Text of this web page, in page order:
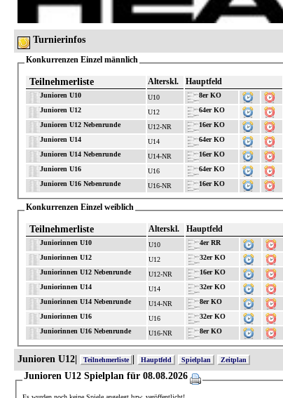
Turnierinfos
Konkurrenzen Einzel männlich
Teilnehmerliste Alterskl. Hauptfeld
Junioren U10 U10 8er KO
Junioren U12
U12 64er KO
Junioren U12 Nebenrunde
U12-NR 16er KO
Junioren U14
U14 64er KO
Junioren U14 Nebenrunde
U14-NR 16er KO
Junioren U16
U16 64er KO
Junioren U16 Nebenrunde
U16-NR 16er KO
Konkurrenzen Einzel weiblich
Teilnehmerliste Alterskl. Hauptfeld
Juniorinnen U10 U10 4er RR
Juniorinnen U12
U12 32er KO
Juniorinnen U12 Nebenrunde
U12-NR 16er KO
Juniorinnen U14
U14 32er KO
Juniorinnen U14 Nebenrunde
U14-NR 8er KO
Juniorinnen U16
U16 32er KO
Juniorinnen U16 Nebenrunde
U16-NR 8er KO
Junioren U12| Teilnehmerliste Hauptfeld Spielplan Zeitplan
Junioren U12 Spielplan für 08.08.2026